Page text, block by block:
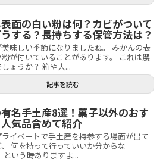
面の白い粉は何？カビがついて
する？長持ちする保管方法は？
味しい季節になりましたね。 みかんの表
が付いていることがあります。 これは農
ょうか？ 箱や大...
記事を読む
名手土産8選！菓子以外のおす
気品含めて紹介
イベートで手土産を持参する場面が出て
何を持って行っていいか分からな
という時ありますよ...